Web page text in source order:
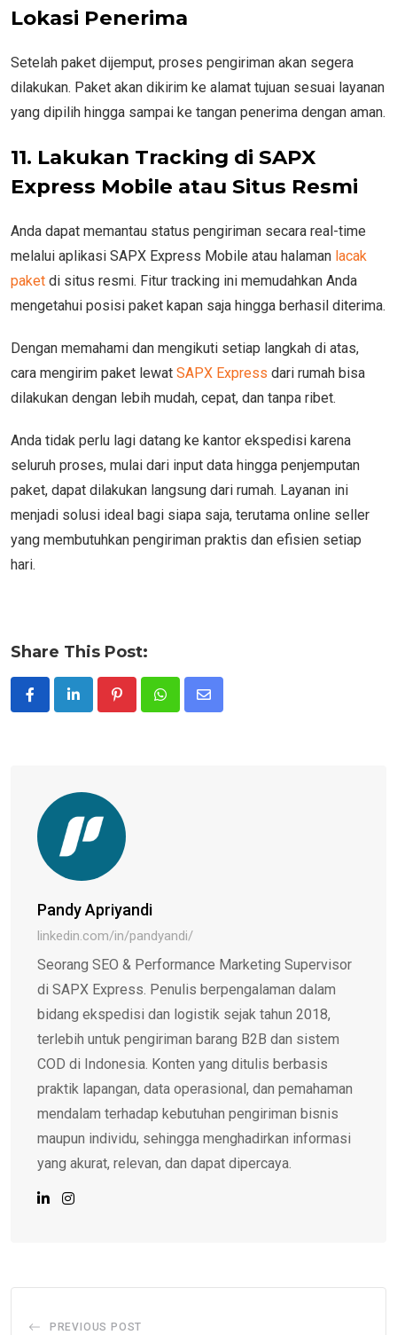
Lokasi Penerima
Setelah paket dijemput, proses pengiriman akan segera
dilakukan. Paket akan dikirim ke alamat tujuan sesuai layanan
yang dipilih hingga sampai ke tangan penerima dengan aman.
11. Lakukan Tracking di SAPX
Express Mobile atau Situs Resmi
Anda dapat memantau status pengiriman secara real-time
melalui aplikasi SAPX Express Mobile atau halaman lacak
paket di situs resmi. Fitur tracking ini memudahkan Anda
mengetahui posisi paket kapan saja hingga berhasil diterima.
Dengan memahami dan mengikuti setiap langkah di atas,
cara mengirim paket lewat SAPX Express dari rumah bisa
dilakukan dengan lebih mudah, cepat, dan tanpa ribet.
Anda tidak perlu lagi datang ke kantor ekspedisi karena
seluruh proses, mulai dari input data hingga penjemputan
paket, dapat dilakukan langsung dari rumah. Layanan ini
menjadi solusi ideal bagi siapa saja, terutama online seller
yang membutuhkan pengiriman praktis dan efisien setiap
hari.
Share This Post:
PinterestWhatsappShare
Pandy Apriyandi
linkedin.com/in/pandyandi/
Seorang SEO & Performance Marketing Supervisor
di SAPX Express. Penulis berpengalaman dalam
bidang ekspedisi dan logistik sejak tahun 2018,
terlebih untuk pengiriman barang B2B dan sistem
COD di Indonesia. Konten yang ditulis berbasis
praktik lapangan, data operasional, dan pemahaman
mendalam terhadap kebutuhan pengiriman bisnis
maupun individu, sehingga menghadirkan informasi
yang akurat, relevan, dan dapat dipercaya.
PREVIOUS POST